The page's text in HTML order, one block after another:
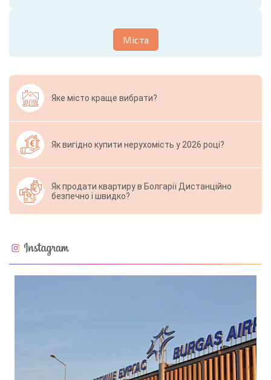
Міста
Яке місто краще вибрати?
Як вигідно купити нерухомість у 2026 році?
Як продати квартиру в Болгарії Дистанційно
безпечно і швидко?